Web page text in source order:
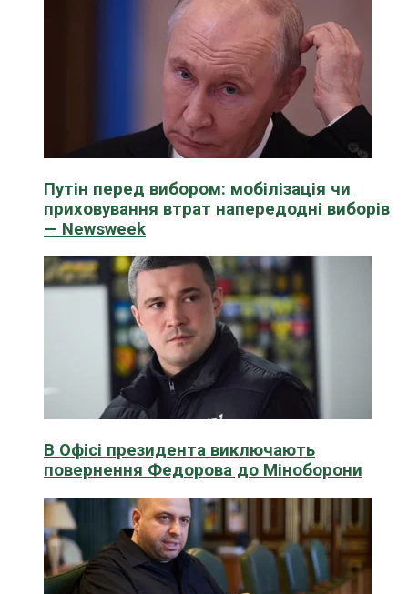
Путін перед вибором: мобілізація чи
приховування втрат напередодні виборів
— Newsweek
В Офісі президента виключають
повернення Федорова до Міноборони